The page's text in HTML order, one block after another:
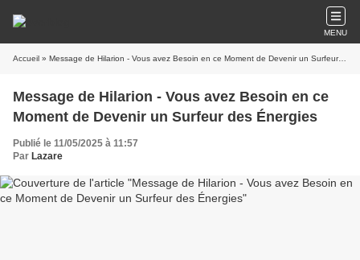
MENU
Accueil » Message de Hilarion - Vous avez Besoin en ce Moment de Devenir un Surfeur des Énergies
Message de Hilarion - Vous avez Besoin en ce
Moment de Devenir un Surfeur des Énergies
Publié le 11/05/2025 à 11:57
Par Lazare